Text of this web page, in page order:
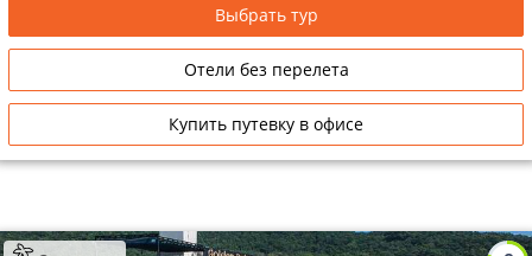
Выбрать тур
Отели без перелета
Купить путевку в офисе